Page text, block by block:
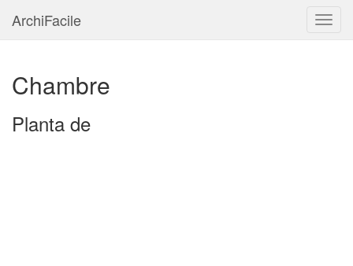
ArchiFacile
Chambre
Planta de